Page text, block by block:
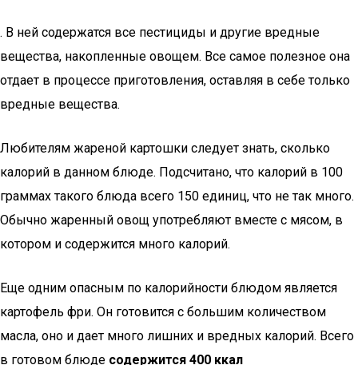
. В ней содержатся все пестициды и другие вредные
вещества, накопленные овощем. Все самое полезное она
отдает в процессе приготовления, оставляя в себе только
вредные вещества.
Любителям жареной картошки следует знать, сколько
калорий в данном блюде. Подсчитано, что калорий в 100
граммах такого блюда всего 150 единиц, что не так много.
Обычно жаренный овощ употребляют вместе с мясом, в
котором и содержится много калорий.
Еще одним опасным по калорийности блюдом является
картофель фри. Он готовится с большим количеством
масла, оно и дает много лишних и вредных калорий. Всего
в готовом блюде содержится 400 ккал